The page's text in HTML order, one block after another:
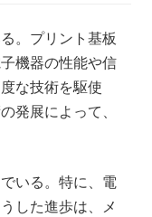
。 プリント基板
機器の性能や信
な技術を駆使
発展によって、
いる。特に、電
した進歩は、メ